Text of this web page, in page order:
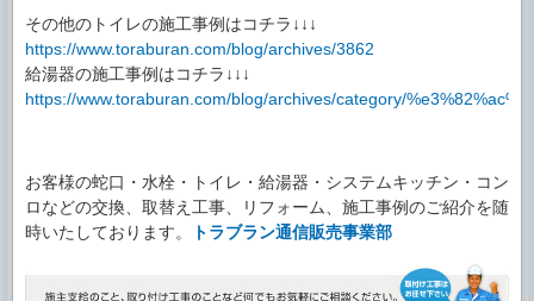
その他のトイレの施工事例はコチラ↓↓↓
https://www.toraburan.com/blog/archives/3862
給湯器の施工事例はコチラ↓↓↓
https://www.toraburan.com/blog/archives/category/
お客様の蛇口・水栓・トイレ・給湯器・システムキッチン・コン
ロなどの交換、取替え工事、リフォーム、施工事例のご紹介を随
時いたしております。
トラブラン通信販売事業部